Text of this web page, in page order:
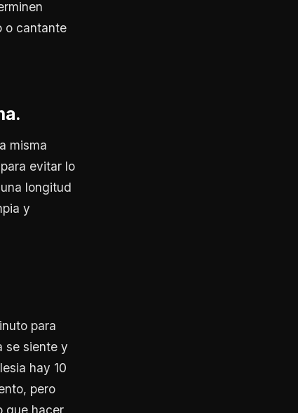
o cantante
misma
evitar lo
longitud
y
para
se siente y
hay 10
pero
que hacer